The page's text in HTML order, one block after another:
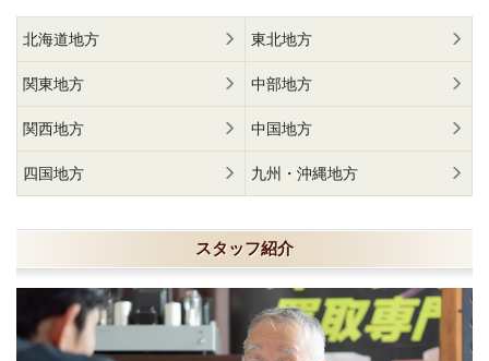
北海道地方 東北地方
関東地方 中部地方
関西地方 中国地方
四国地方 九州・沖縄地方
スタッフ紹介